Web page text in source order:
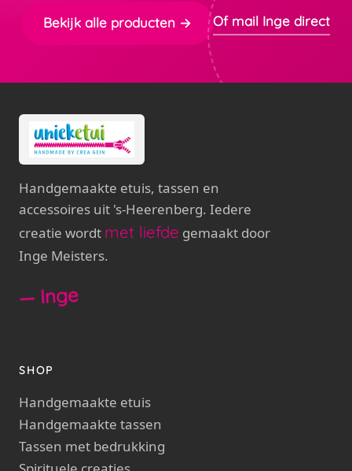
Bekijk alle producten → Of mail Inge direct
Handgemaakte etuis, tassen en
accessoires uit 's-Heerenberg. Iedere
creatie wordt met liefde gemaakt door
Inge Meisters.
— Inge
SHOP
Handgemaakte etuis
Handgemaakte tassen
Tassen met bedrukking